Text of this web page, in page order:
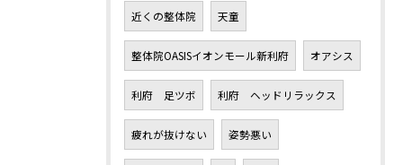
近くの整体院 天童
整体院OASISイオンモール新利府 オアシス
利府 足ツボ 利府 ヘッドリラックス
疲れが抜けない 姿勢悪い